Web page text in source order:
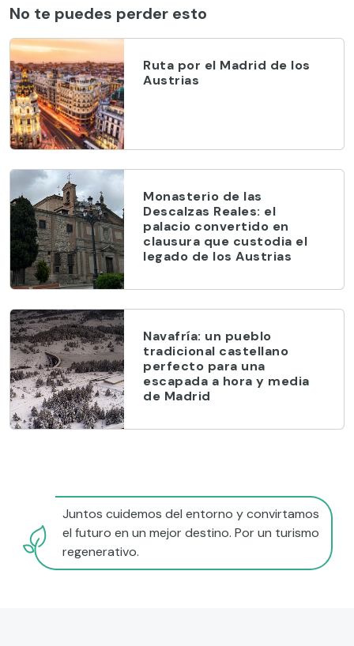
No te puedes perder esto
Ruta por el Madrid de los
Austrias
Monasterio de las
Descalzas Reales: el
palacio convertido en
clausura que custodia el
legado de los Austrias
Navafría: un pueblo
tradicional castellano
perfecto para una
escapada a hora y media
de Madrid
Juntos cuidemos del entorno y convirtamos
el futuro en un mejor destino. Por un turismo
regenerativo.